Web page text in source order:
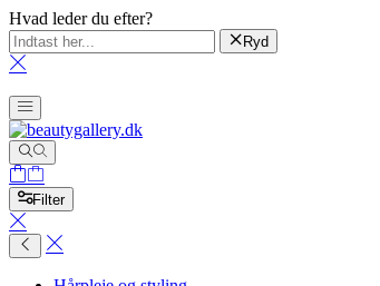
Hvad leder du efter?
Ryd
Filter